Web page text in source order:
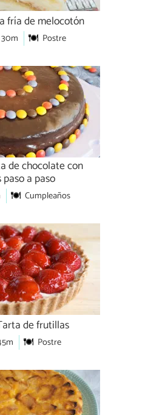
fría de melocotón
30m Postre
de chocolate con
a paso
Cumpleaños
de frutillas
Postre